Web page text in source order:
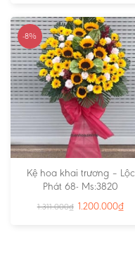
-8%
Kệ hoa khai trương – Lộc
Phát 68- Ms:3820
1.311.000₫ 1.200.000₫